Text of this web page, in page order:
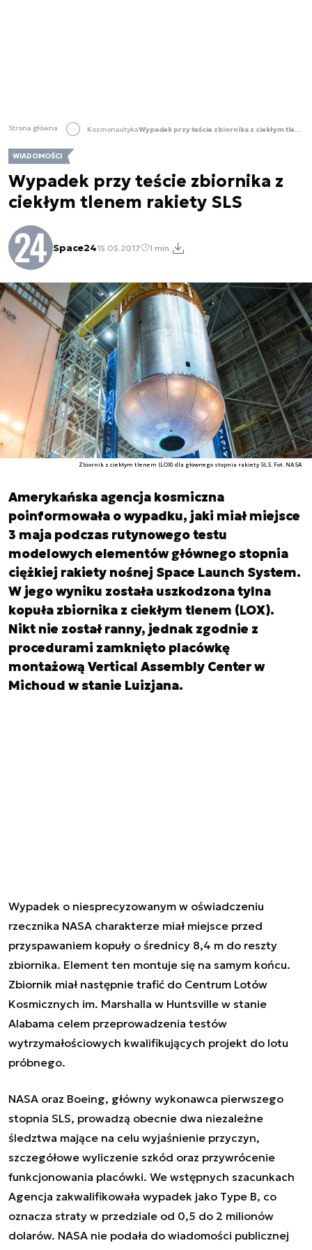
Strona główna Kosmonautyka Wypadek przy teście zbiornika z ciekłym tlenem rakiety SLS
WIADOMOŚCI
Wypadek przy teście zbiornika z
ciekłym tlenem rakiety SLS
Space2415.05.2017 1 min.
Zbiornik z ciekłym tlenem (LOX) dla głównego stopnia rakiety SLS. Fot. NASA
Amerykańska agencja kosmiczna
poinformowała o wypadku, jaki miał miejsce
3 maja podczas rutynowego testu
modelowych elementów głównego stopnia
ciężkiej rakiety nośnej Space Launch System.
W jego wyniku została uszkodzona tylna
kopuła zbiornika z ciekłym tlenem (LOX).
Nikt nie został ranny, jednak zgodnie z
procedurami zamknięto placówkę
montażową Vertical Assembly Center w
Michoud w stanie Luizjana.
Wypadek o niesprecyzowanym w oświadczeniu
rzecznika NASA charakterze miał miejsce przed
przyspawaniem kopuły o średnicy 8,4 m do reszty
zbiornika. Element ten montuje się na samym końcu.
Zbiornik miał następnie trafić do Centrum Lotów
Kosmicznych im. Marshalla w Huntsville w stanie
Alabama celem przeprowadzenia testów
wytrzymałościowych kwalifikujących projekt do lotu
próbnego.
NASA oraz Boeing, główny wykonawca pierwszego
stopnia SLS, prowadzą obecnie dwa niezależne
śledztwa mające na celu wyjaśnienie przyczyn,
szczegółowe wyliczenie szkód oraz przywrócenie
funkcjonowania placówki. We wstępnych szacunkach
Agencja zakwalifikowała wypadek jako Type B, co
oznacza straty w przedziale od 0,5 do 2 milionów
dolarów. NASA nie podała do wiadomości publicznej